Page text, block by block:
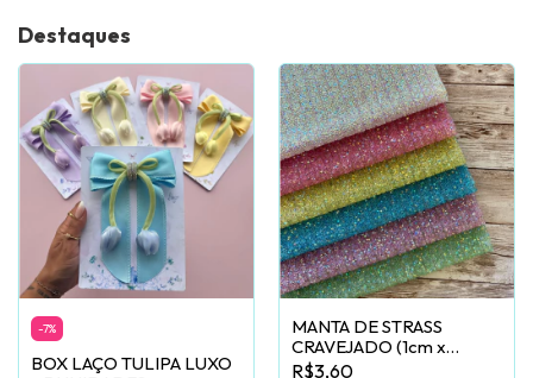
Destaques
-7%
BOX LAÇO TULIPA LUXO
MANTA DE STRASS
CRAVEJADO (1cm x
40cm) - UNIDADE
R$3,60